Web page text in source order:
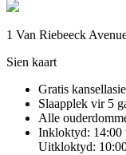
1 Van Riebeeck
Sien kaart
Gratis kansellasie
Slaapplek vir 5
Alle
Inkloktyd: 14:00
Uitkloktyd: